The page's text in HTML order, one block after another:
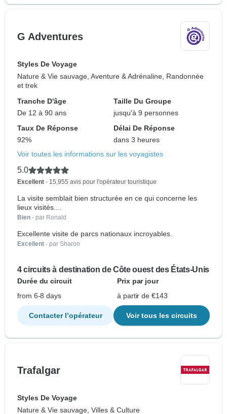
G Adventures
Styles De Voyage
Nature & Vie sauvage, Aventure & Adrénaline, Randonnée
et trek
Tranche D'âge
De 12 à 90 ans
Taille Du Groupe
jusqu'à 9 personnes
Taux De Réponse
92%
Délai De Réponse
dans 3 heures
Voir toutes les informations sur les voyagistes
5.0
Excellent - 15,955 avis pour l'opérateur touristique
La visite semblait bien structurée en ce qui concerne les
lieux visités....
Bien - par Ronald
Excellente visite de parcs nationaux incroyables.
Excellent - par Sharon
4 circuits à destination de Côte ouest des États-Unis
Durée du circuit
Prix par jour
from 6-8 days
à partir de €143
Contacter l’opérateur Voir tous les circuits
Trafalgar
Styles De Voyage
Nature & Vie sauvage, Villes & Culture